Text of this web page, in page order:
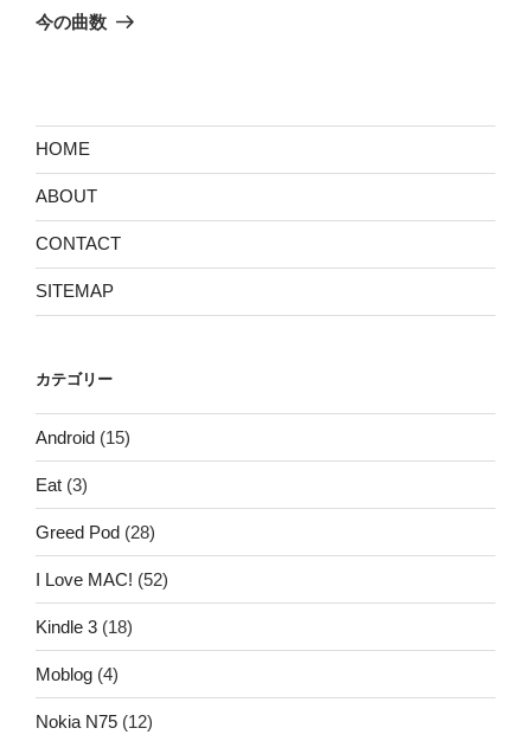
ゲ
ン
の
今の曲数
HOME
ABOUT
CONTACT
SITEMAP
カテゴリー
Android (15)
Eat (3)
Greed Pod (28)
I Love MAC! (52)
Kindle 3 (18)
Moblog (4)
Nokia N75 (12)